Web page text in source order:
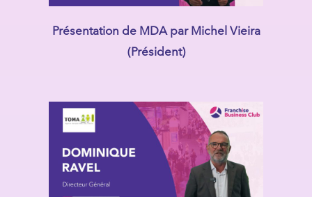
Présentation de MDA par Michel Vieira
(Président)